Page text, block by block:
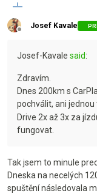
Josef Kavale
Josef-Kavale said:
Zdravím.
Dnes 200km s
pochválit, ani jednou
Drive 2x až 3x za
fungovat.
Tak jsem to minule
Dneska na necelých
spuštění následovala